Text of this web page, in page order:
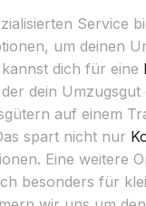
Service
um deinen
dich für eine
dein Umzugsgut
auf einem
spart nicht nur
Eine weitere
besonders für